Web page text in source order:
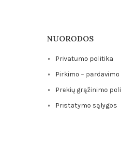
NUORODOS
Privatumo politika
Pirkimo –
Prekių grąžinimo
Pristatymo sąlygos